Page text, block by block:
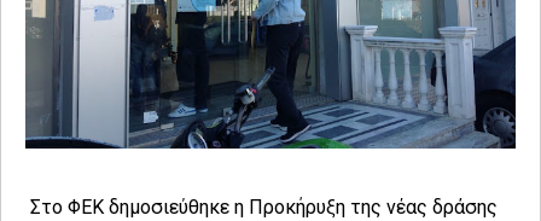
Στο ΦΕΚ δημοσιεύθηκε η Προκήρυξη της νέας δράσης